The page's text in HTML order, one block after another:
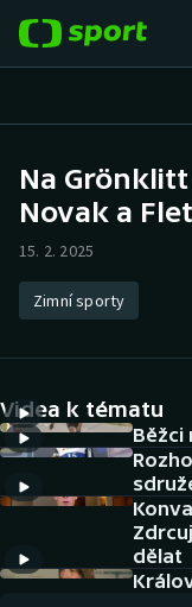
Hokej
Atletika
DALŠÍ SPORTY
Americký fotbal
Baseball a softbal
NEPŘEHLÉDNĚTE
Na
Novak a
15. 2. 2025
Zimní sporty
Videa k tématu
Běžci
dělat